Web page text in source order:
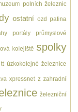
polních železnic
ostatní ozd patina
portály průmyslové
kolejiště spolky
tt úzkokolejné železnice
xpressnet z zahradní
železniční